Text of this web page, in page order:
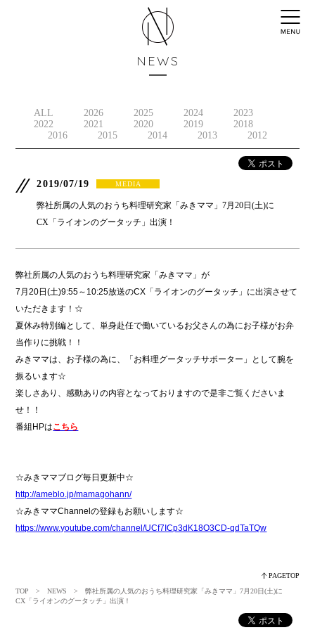
NEWS
ALL 2026 2025 2024
2023
2022
2021 2020 2019
2018
2016
2015 2014 2013 2012
2019/07/19 MEDIA
弊社所属の人気のおうち料理研究家「みきママ」7月20日(土)に
CX「ライオンのグータッチ」出演！
弊社所属の人気のおうち料理研究家「みきママ」が
7月20日(土)9:55～10:25放送のCX「ライオンのグータッチ」に出演させて
いただきます！☆
夏休み特別編として、単身赴任で働いているお父さんの為にお子様がお弁
当作りに挑戦！！
みきママは、お子様の為に、「お料理グータッチサポーター」として腕を
振るいます☆
楽しさあり、感動ありの内容となっておりますので是非ご覧くださいま
せ！！
番組HPはこちら
☆みきママブログ毎日更新中☆
http://ameblo.jp/mamagohann/
☆みきママChannelの登録もお願いします☆
https://www.youtube.com/channel/UCf7ICp3dK18O3CD-qdTaTQw
PAGETOP
TOP
>NEWS
> 弊社所属の人気のおうち料理研究家「みきママ」7月20日(土)に
CX「ライオンのグータッチ」出演！